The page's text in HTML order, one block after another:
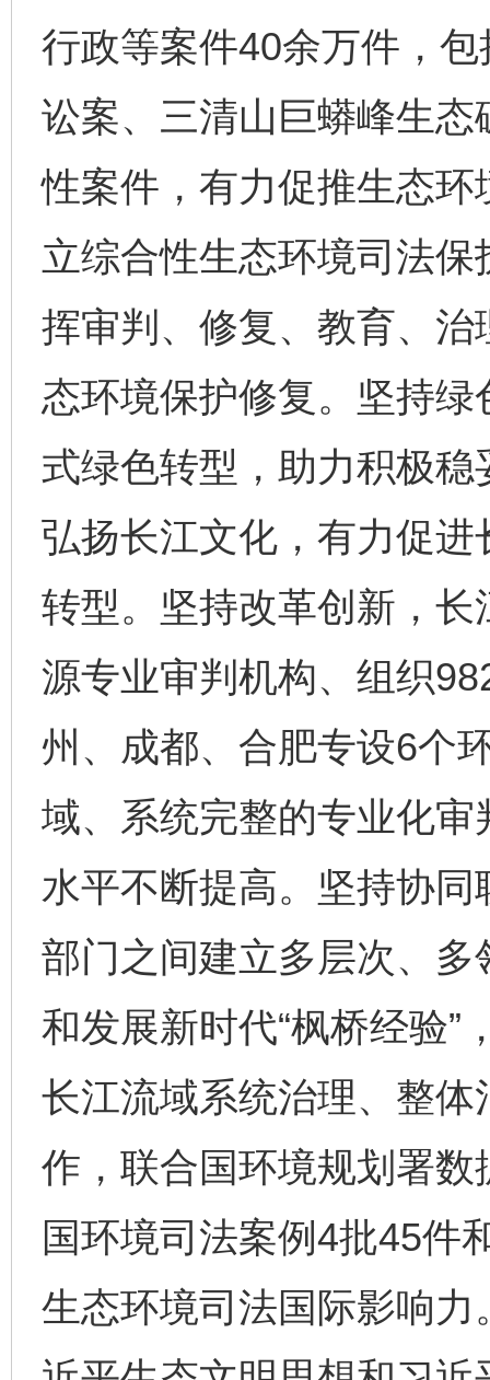
行政等案件40余万件，
讼案、三清山巨蟒峰生
性案件，有力促推生态
立综合性生态环境司法
挥审判、修复、教育、
态环境保护修复。坚持
式绿色转型，助力积极
弘扬长江文化，有力促
转型。坚持改革创新，
源专业审判机构、组织
州、成都、合肥专设6个
域、系统完整的专业化
水平不断提高。坚持协
部门之间建立多层次、
和发展新时代“枫桥经验”
长江流域系统治理、整
作，联合国环境规划署
国环境司法案例4批45件
生态环境司法国际影响